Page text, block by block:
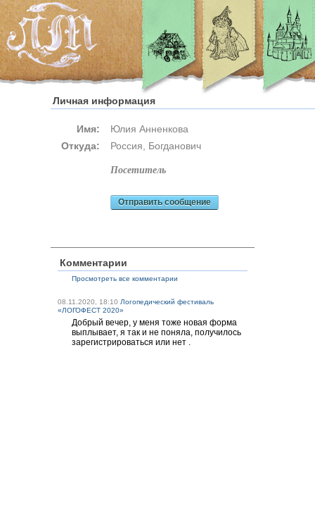
Личная информация
Имя:
Юлия Анненкова
Откуда:
Россия, Богданович
посетитель
Отправить сообщение
Комментарии
Просмотреть все комментарии
08.11.2020, 18:10 Логопедический фестиваль
«ЛОГОФЕСТ 2020»
Добрый вечер, у меня тоже новая форма
выплывает, я так и не поняла, получилось
зарегистрироваться или нет .